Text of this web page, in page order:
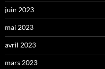
juin 2023
mai 2023
avril 2023
mars 2023